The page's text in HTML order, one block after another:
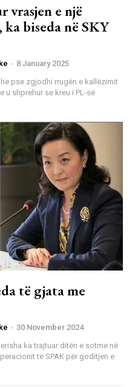
e një
biseda në SKY
- 8 January 2025
pse zgjodhi rrugën e kallëzimit
u shprehur se kreu i PL-së
të gjata me
- 30 November 2024
ka trajtuar ditën e sotme në
të SPAK për goditjen e